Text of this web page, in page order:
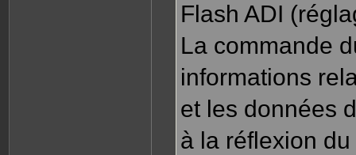
Flash ADI
La commande
informations
et les données
à la réflexion